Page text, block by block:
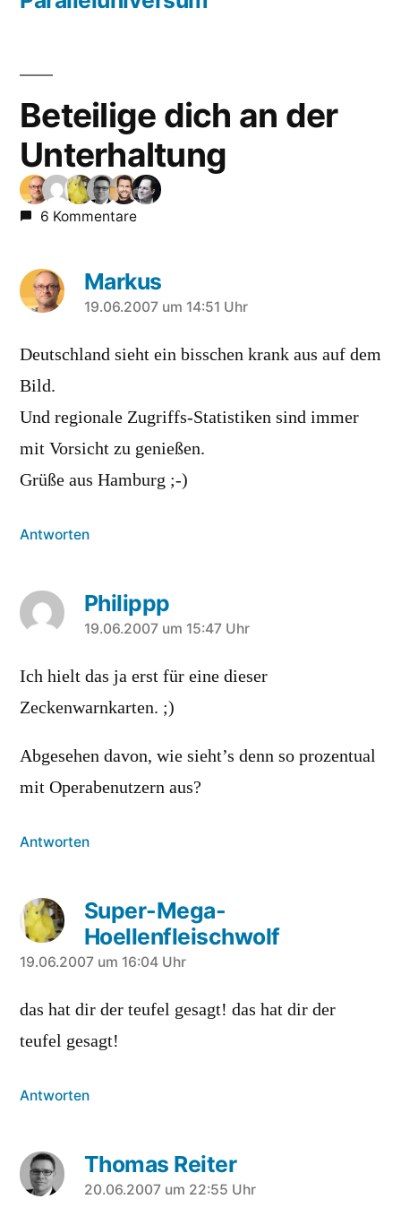
Beteilige dich an der
Unterhaltung
6 Kommentare
Markus
sagt:
19.06.2007 um 14:51 Uhr
Deutschland sieht ein bisschen krank aus auf dem
Bild.
Und regionale Zugriffs-Statistiken sind immer
mit Vorsicht zu genießen.
Grüße aus Hamburg ;-)
Antworten
Philippp
sagt:
19.06.2007 um 15:47 Uhr
Ich hielt das ja erst für eine dieser
Zeckenwarnkarten. ;)
Abgesehen davon, wie sieht’s denn so prozentual
mit Operabenutzern aus?
Antworten
Super-Mega-
Hoellenfleischwolf
sagt:
19.06.2007 um 16:04 Uhr
das hat dir der teufel gesagt! das hat dir der
teufel gesagt!
Antworten
Thomas Reiter
sagt:
20.06.2007 um 22:55 Uhr